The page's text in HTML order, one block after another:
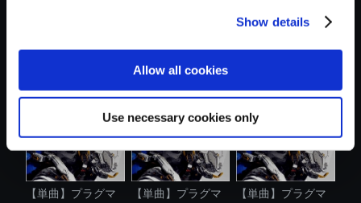
Show details
Allow all cookies
Use necessary cookies only
タ オリジナ....
タ オリジナ....
タ オリジナ....
【単曲】プラグマ
【単曲】プラグマ
【単曲】プラグマ